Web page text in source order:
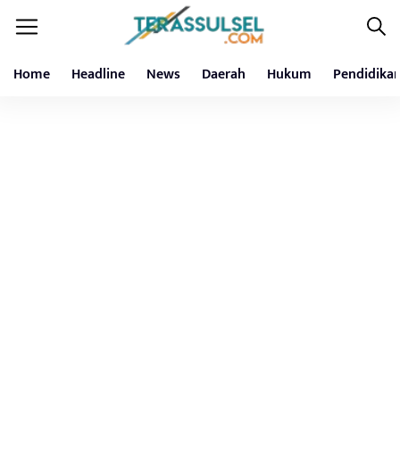
Home Headline News Daerah Hukum